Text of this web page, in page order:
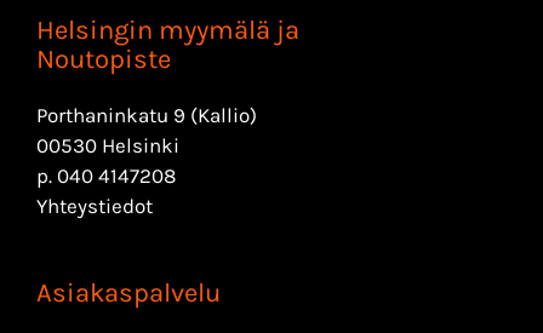
Helsingin myymälä ja
Noutopiste
Porthaninkatu 9 (Kallio)
00530 Helsinki
p. 040 4147208
Yhteystiedot
Asiakaspalvelu